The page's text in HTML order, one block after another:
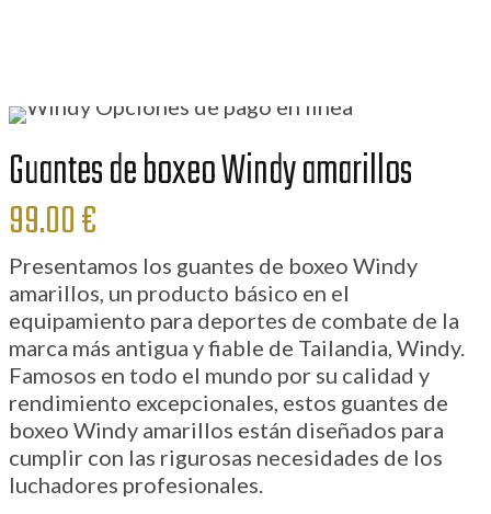
Guantes de boxeo Windy amarillos
99.00€
Presentamos los guantes de boxeo Windy
amarillos, un producto básico en el
equipamiento para deportes de combate de la
marca más antigua y fiable de Tailandia, Windy.
Famosos en todo el mundo por su calidad y
rendimiento excepcionales, estos guantes de
boxeo Windy amarillos están diseñados para
cumplir con las rigurosas necesidades de los
luchadores profesionales.